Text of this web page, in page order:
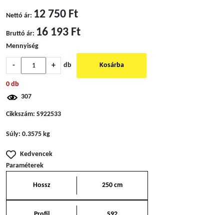
Nettó ár: 12 750 Ft
Bruttó ár: 16 193 Ft
Mennyiség
- + db Kosárba
0 db
307
Cikkszám: S922533
Súly: 0.3575 kg
Kedvencek
Paraméterek
Hossz 250 cm